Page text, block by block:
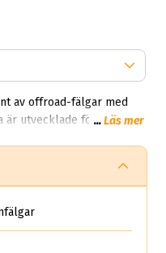
av offroad-fälgar med
är utvecklade för större
tum upp till 26 tum,
och breda
robust
och kraftfullt uttryck.
...Läs mer